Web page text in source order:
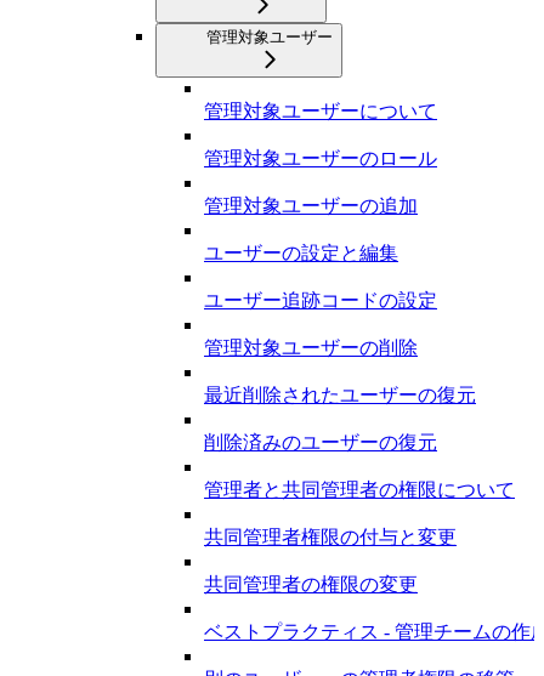
管理対象ユーザー
管理対象ユーザーについて
管理対象ユーザーのロール
管理対象ユーザーの追加
ユーザーの設定と編集
ユーザー追跡コードの設定
管理対象ユーザーの削除
最近削除されたユーザーの復元
削除済みのユーザーの復元
管理者と共同管理者の権限について
共同管理者権限の付与と変更
共同管理者の権限の変更
ベストプラクティス - 管理チームの作